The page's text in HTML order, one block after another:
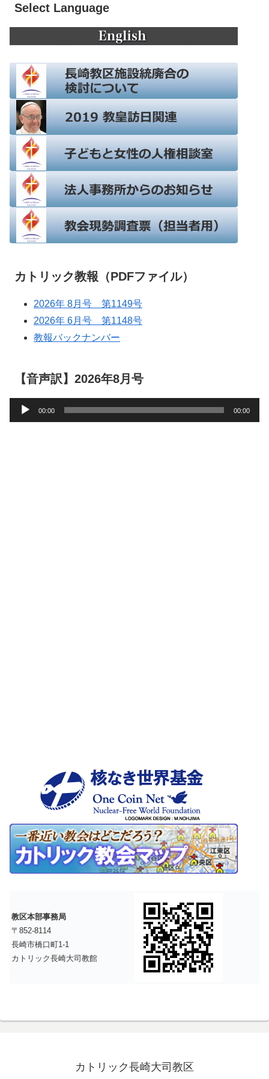
Select Language
カトリック教報（PDFファイル）
2026年 8月号 第1149号
2026年 6月号 第1148号
教報バックナンバー
【音声訳】2026年8月号
声
00:00 00:00
教区本部事務局
〒852-8114
長崎市橋口町1-1
カトリック長崎大司教館
カトリック長崎大司教区